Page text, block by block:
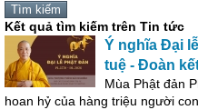
Kết quả tìm kiếm trên Tin tức
Ý nghĩa Đại
tuệ - Đoàn
Mùa Phật đản
hoan hỷ của hàng triệu người